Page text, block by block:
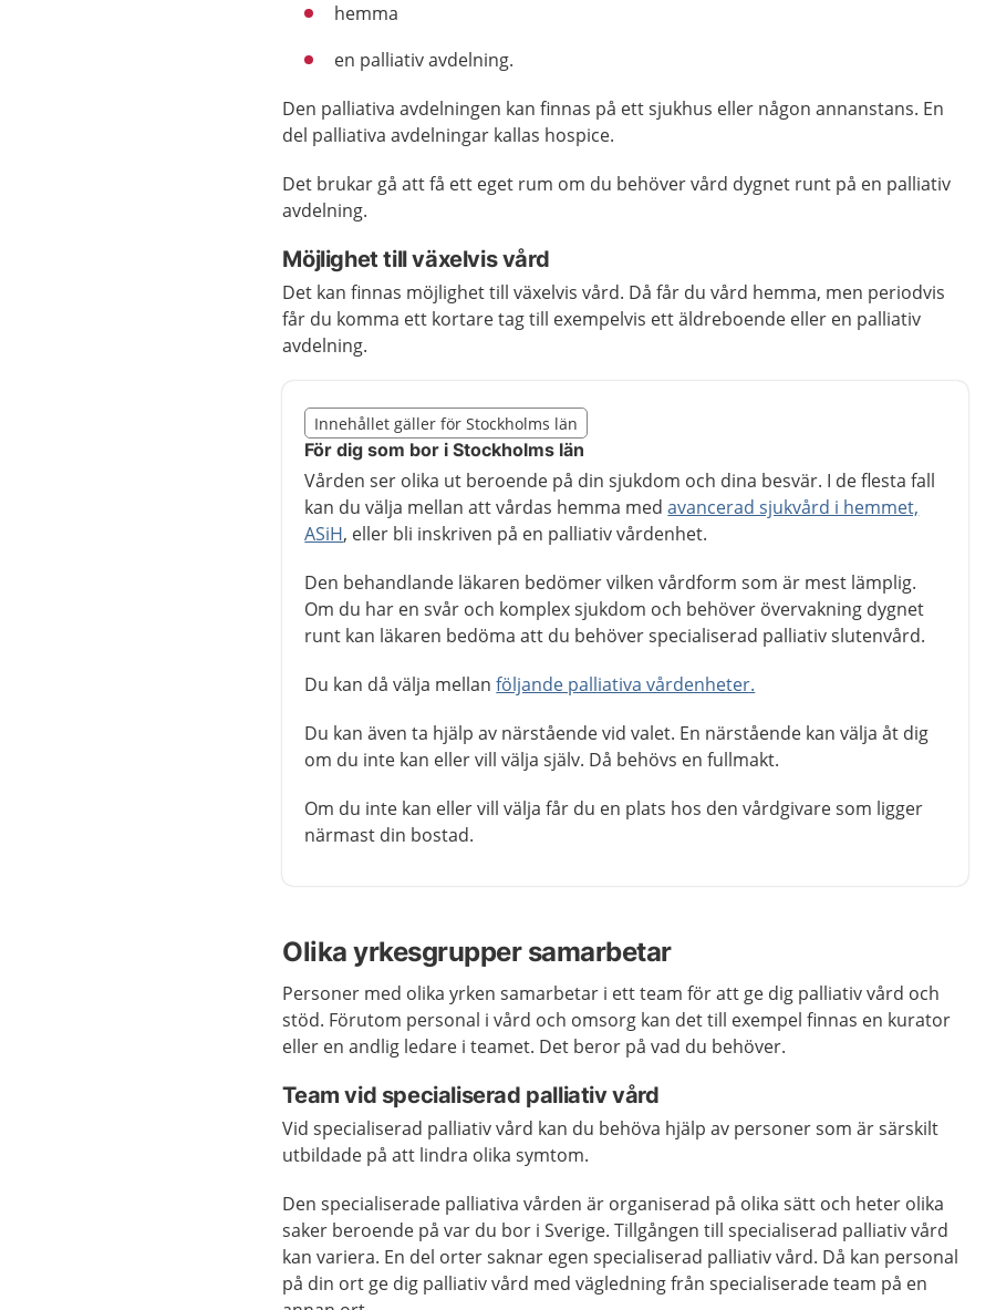
hemma
en palliativ avdelning.
Den palliativa avdelningen kan finnas på ett sjukhus eller någon annanstans. En
del palliativa avdelningar kallas hospice.
Det brukar gå att få ett eget rum om du behöver vård dygnet runt på en palliativ
avdelning.
Möjlighet till växelvis vård
Det kan finnas möjlighet till växelvis vård. Då får du vård hemma, men periodvis
får du komma ett kortare tag till exempelvis ett äldreboende eller en palliativ
avdelning.
Nedan innehåll gäller region Stockholms län
Innehållet gäller för Stockholms län
För dig som bor i Stockholms län
Vården ser olika ut beroende på din sjukdom och dina besvär. I de flesta fall
kan du välja mellan att vårdas hemma medavancerad sjukvård i hemmet,
ASiH, eller bli inskriven på en palliativ vårdenhet.
Den behandlande läkaren bedömer vilken vårdform som är mest lämplig.
Om du har en svår och komplex sjukdom och behöver övervakning dygnet
runt kan läkaren bedöma att du behöver specialiserad palliativ slutenvård.
Du kan då välja mellanföljande palliativa vårdenheter.
Du kan även ta hjälp av närstående vid valet. En närstående kan välja åt dig
om du inte kan eller vill välja själv. Då behövs en fullmakt.
Om du inte kan eller vill välja får du en plats hos den vårdgivare som ligger
närmast din bostad.
Slut på det regionala tillägget från region Stockholms län
Olika yrkesgrupper samarbetar
Personer med olika yrken samarbetar i ett team för att ge dig palliativ vård och
stöd. Förutom personal i vård och omsorg kan det till exempel finnas en kurator
eller en andlig ledare i teamet. Det beror på vad du behöver.
Team vid specialiserad palliativ vård
Vid specialiserad palliativ vård kan du behöva hjälp av personer som är särskilt
utbildade på att lindra olika symtom.
Den specialiserade palliativa vården är organiserad på olika sätt och heter olika
saker beroende på var du bor i Sverige. Tillgången till specialiserad palliativ vård
kan variera. En del orter saknar egen specialiserad palliativ vård. Då kan personal
på din ort ge dig palliativ vård med vägledning från specialiserade team på en